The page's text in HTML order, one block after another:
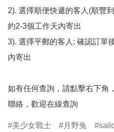
2). 選擇順便快遞的客人(順豐
約2-3個工作天內寄出
3). 選擇平郵的客人: 確認訂單
內寄出
如有任何查詢，請點擊右下角
聯絡，歡迎在線查詢
美少女戰士 月野兔